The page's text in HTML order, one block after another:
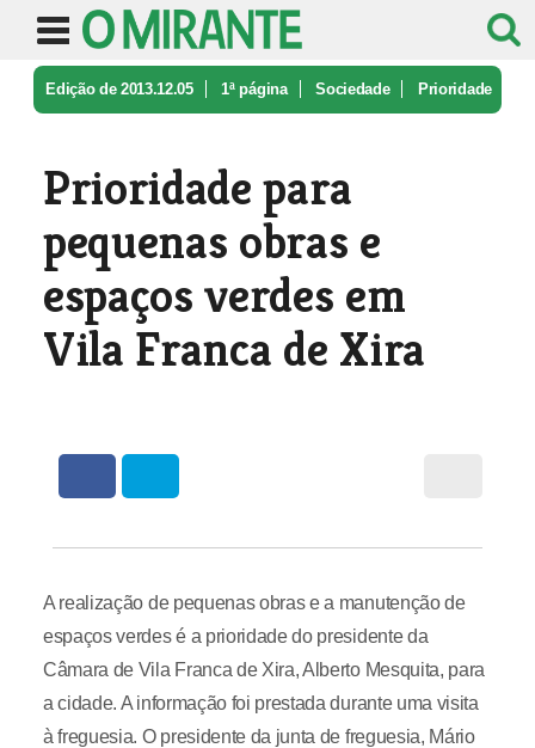
Edição de 2013.12.05 1ª página Sociedade Prioridade
Prioridade para
pequenas obras e
espaços verdes em
Vila Franca de Xira
A realização de pequenas obras e a manutenção de
espaços verdes é a prioridade do presidente da
Câmara de Vila Franca de Xira, Alberto Mesquita, para
a cidade. A informação foi prestada durante uma visita
à freguesia. O presidente da junta de freguesia, Mário